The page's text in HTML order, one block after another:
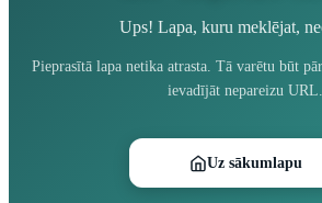
Ups! Lapa, kuru meklējat,
Pieprasītā lapa netika atrasta. Tā varētu būt
ievadījāt nepareizu URL.
Uz sākumlapu